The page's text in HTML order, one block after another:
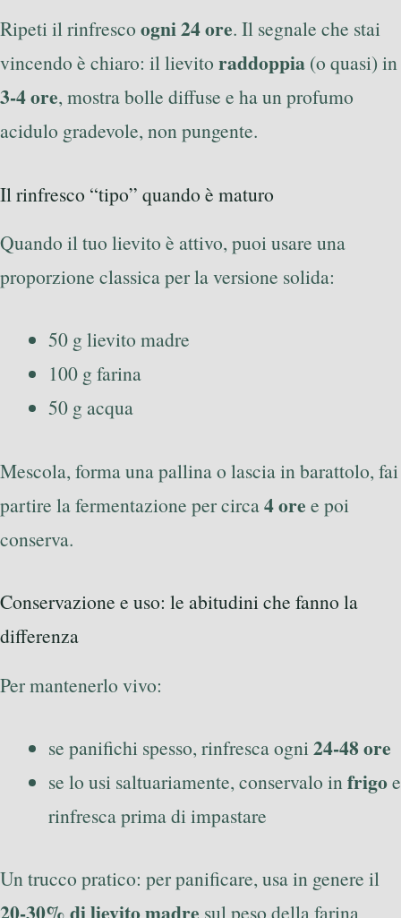
Ripeti il rinfresco ogni 24 ore. Il segnale che stai
vincendo è chiaro: il lievito raddoppia (o quasi) in
3-4 ore, mostra bolle diffuse e ha un profumo
acidulo gradevole, non pungente.
Il rinfresco “tipo” quando è maturo
Quando il tuo lievito è attivo, puoi usare una
proporzione classica per la versione solida:
50 g lievito madre
100 g farina
50 g acqua
Mescola, forma una pallina o lascia in barattolo, fai
partire la fermentazione per circa4 ore e poi
conserva.
Conservazione e uso: le abitudini che fanno la
differenza
Per mantenerlo vivo:
se panifichi spesso, rinfresca ogni24-48 ore
se lo usi saltuariamente, conservalo infrigoe
rinfresca prima di impastare
Un trucco pratico: per panificare, usa in genere il
sul peso della farina